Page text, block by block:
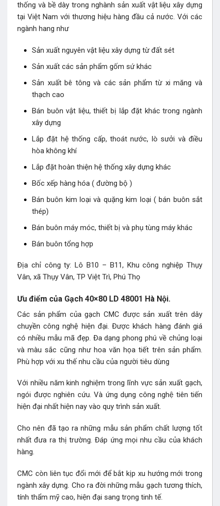
thống và bề dày trong nghành sản xuất vật liệu xây dựng
tại Việt Nam với thương hiệu hàng đầu cả nước. Với các
ngành hang như
Sản xuất nguyên vật liệu xây dựng từ đất sét
Sản xuất các sản phẩm gốm sứ khác
Sản xuất bê tông và các sản phẩm từ xi măng và
thạch cao
Bán buôn vật liệu, thiết bị lắp đặt khác trong ngành
xây dựng
Lắp đặt hệ thống cấp, thoát nước, lò sưởi và điều
hòa không khí
Lắp đặt hoàn thiện hệ thống xây dựng khác
Bốc xếp hàng hóa ( đường bộ )
Bán buôn kim loại và quặng kim loại ( bán buôn sắt
thép)
Bán buôn máy móc, thiết bị và phụ tùng máy khác
Bán buôn tổng hợp
Địa chỉ công ty: Lô B10 – B11, Khu công nghiệp Thụy
Vân, xã Thụy Vân, TP Việt Trì, Phú Thọ
Ưu điểm của Gạch 40×80 LD 48001 Hà Nội.
Các sản phẩm của gạch CMC được sản xuất trên dây
chuyền công nghệ hiện đại. Được khách hàng đánh giá
có nhiều mẫu mã đẹp. Đa dạng phong phú về chủng loại
và màu sắc cũng như hoa văn họa tiết trên sản phẩm.
Phù hợp với xu thế nhu cầu của người tiêu dùng
Với nhiều năm kinh nghiệm trong lĩnh vực sản xuất gạch,
ngói được nghiên cứu. Và ứng dụng công nghệ tiên tiến
hiện đại nhất hiện nay vào quy trình sản xuất.
Cho nên đã tạo ra những mẫu sản phẩm chất lượng tốt
nhất đưa ra thị trường. Đáp ứng mọi nhu cầu của khách
hàng.
CMC còn liên tục đổi mới để bắt kịp xu hướng mới trong
ngành xây dựng. Cho ra đời những mẫu gạch tương thích,
tính thẩm mỹ cao, hiện đại sang trọng tinh tế.